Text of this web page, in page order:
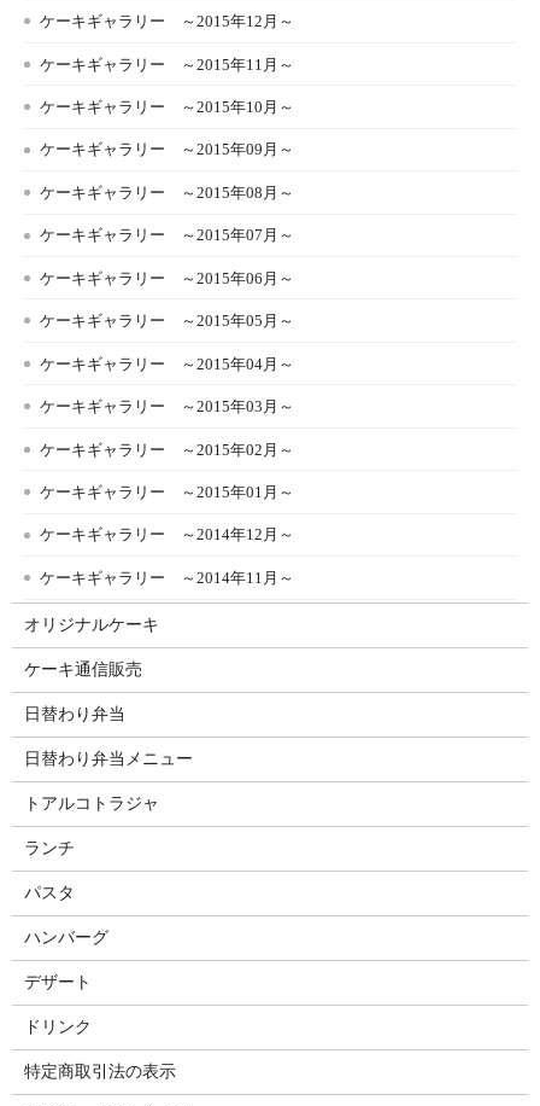
ケーキギャラリー ～2015年12月～
ケーキギャラリー ～2015年11月～
ケーキギャラリー ～2015年10月～
ケーキギャラリー ～2015年09月～
ケーキギャラリー ～2015年08月～
ケーキギャラリー ～2015年07月～
ケーキギャラリー ～2015年06月～
ケーキギャラリー ～2015年05月～
ケーキギャラリー ～2015年04月～
ケーキギャラリー ～2015年03月～
ケーキギャラリー ～2015年02月～
ケーキギャラリー ～2015年01月～
ケーキギャラリー ～2014年12月～
ケーキギャラリー ～2014年11月～
オリジナルケーキ
ケーキ通信販売
日替わり弁当
日替わり弁当メニュー
トアルコトラジャ
ランチ
パスタ
ハンバーグ
デザート
ドリンク
特定商取引法の表示